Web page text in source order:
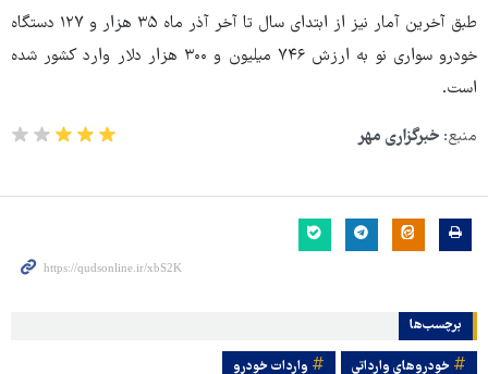
طبق آخرین آمار نیز از ابتدای سال تا آخر آذر ماه ۳۵ هزار و ۱۲۷ دستگاه
خودرو سواری نو به ارزش ۷۴۶ میلیون و ۳۰۰ هزار دلار وارد کشور شده
است.
منبع: خبرگزاری مهر
برچسب‌ها
خودروهای وارداتی واردات خودرو